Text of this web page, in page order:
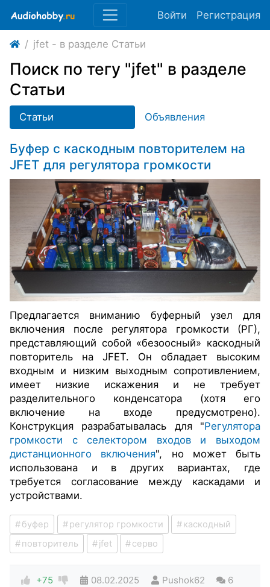
Войти Регистрация
jfet - в разделе Статьи
Поиск по тегу "jfet" в разделе
Статьи
Статьи Объявления
Буфер с каскодным повторителем на
JFET для регулятора громкости
Предлагается вниманию буферный узел для
включения после регулятора громкости (РГ),
представляющий собой «безоосный» каскодный
повторитель на JFET. Он обладает высоким
входным и низким выходным сопротивлением,
имеет низкие искажения и не требует
разделительного конденсатора (хотя его
включение на входе предусмотрено).
Конструкция разрабатывалась для "Регулятора
громкости с селектором входов и выходом
дистанционного включения", но может быть
использована и в других вариантах, где
требуется согласование между каскадами и
устройствами.
буфер регулятор громкости
каскодный
повторитель
jfet серво
+75 08.02.2025 Pushok62 6